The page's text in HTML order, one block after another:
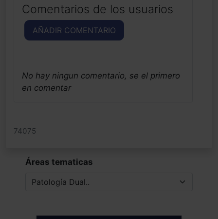
Comentarios de los usuarios
AÑADIR COMENTARIO
No hay ningun comentario, se el primero
en comentar
74075
Áreas tematicas